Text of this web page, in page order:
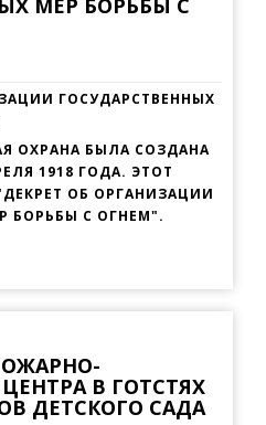
МЕР БОРЬБЫ С
ОХРАНА БЫЛА СОЗДАНА
1918 ГОДА. ЭТОТ
ОБ ОРГАНИЗАЦИИ
БОРЬБЫ С ОГНЕМ".
В ГОТСТЯХ
ДЕТСКОГО САДА